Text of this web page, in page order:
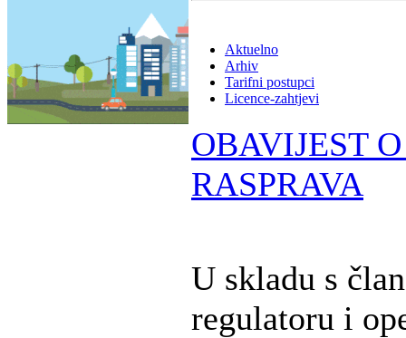
Aktuelno
Arhiv
Tarifni postupci
Licence-zahtjevi
OBAVIJEST
RASPRAVA
U skladu s
regulatoru i